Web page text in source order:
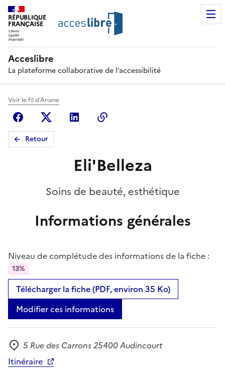
RÉPUBLIQUE
FRANÇAISE
Acceslibre
La plateforme collaborative de l’accessibilité
Voir le fil d'Ariane
FacebookX (anciennement Twitter)
Linkedin
Retour
Eli'Belleza
Soins de beauté, esthétique
Informations générales
Niveau de complétude des informations de la fiche :
13%
Télécharger la fiche (PDF, environ 35 Ko)
Modifier ces informations
Adresse
5 Rue des Carrons 25400 Audincourt
Itinéraire